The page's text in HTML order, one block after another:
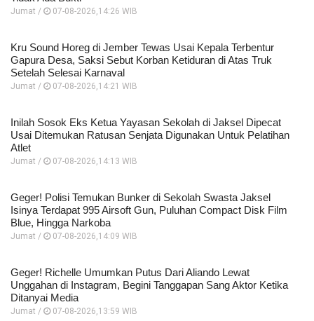
Jumat / 07-08-2026,14:26 WIB
Kru Sound Horeg di Jember Tewas Usai Kepala Terbentur
Gapura Desa, Saksi Sebut Korban Ketiduran di Atas Truk
Setelah Selesai Karnaval
Jumat / 07-08-2026,14:21 WIB
Inilah Sosok Eks Ketua Yayasan Sekolah di Jaksel Dipecat
Usai Ditemukan Ratusan Senjata Digunakan Untuk Pelatihan
Atlet
Jumat / 07-08-2026,14:13 WIB
Geger! Polisi Temukan Bunker di Sekolah Swasta Jaksel
Isinya Terdapat 995 Airsoft Gun, Puluhan Compact Disk Film
Blue, Hingga Narkoba
Jumat / 07-08-2026,14:09 WIB
Geger! Richelle Umumkan Putus Dari Aliando Lewat
Unggahan di Instagram, Begini Tanggapan Sang Aktor Ketika
Ditanyai Media
Jumat / 07-08-2026,13:59 WIB